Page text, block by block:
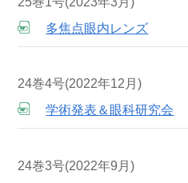
多焦点眼内レンズ
24巻4号(2022年12月)
学術発表＆眼科研究会
24巻3号(2022年9月)